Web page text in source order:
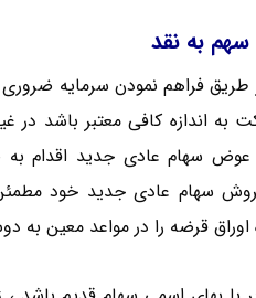
فراهم نمودن سرمایه
به اندازه کافی معتبر باشد
سهام عادی جدید اقدام به
سهام عادی جدید خود
اوراق قرضه را در مواعد معین